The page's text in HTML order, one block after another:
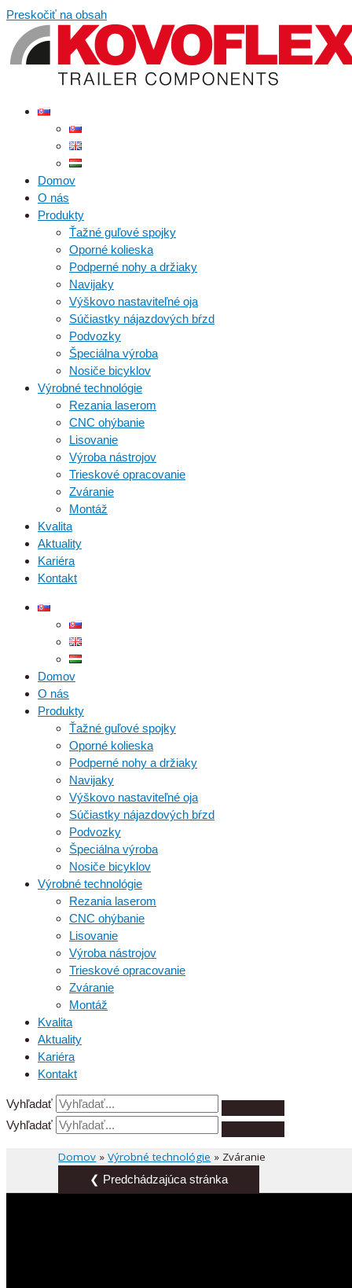
Preskočiť na obsah
Domov
O nás
Produkty
Ťažné guľové spojky
Oporné kolieska
Podperné nohy a držiaky
Navijaky
Výškovo nastaviteľné oja
Súčiastky nájazdových bŕzd
Podvozky
Špeciálna výroba
Nosiče bicyklov
Výrobné technológie
Rezania laserom
CNC ohýbanie
Lisovanie
Výroba nástrojov
Trieskové opracovanie
Zváranie
Montáž
Kvalita
Aktuality
Kariéra
Kontakt
Domov
O nás
Produkty
Ťažné guľové spojky
Oporné kolieska
Podperné nohy a držiaky
Navijaky
Výškovo nastaviteľné oja
Súčiastky nájazdových bŕzd
Podvozky
Špeciálna výroba
Nosiče bicyklov
Výrobné technológie
Rezania laserom
CNC ohýbanie
Lisovanie
Výroba nástrojov
Trieskové opracovanie
Zváranie
Montáž
Kvalita
Aktuality
Kariéra
Kontakt
Vyhľadať
Vyhľadať
Domov »Výrobné technológie » Zváranie
❮ Predchádzajúca stránka